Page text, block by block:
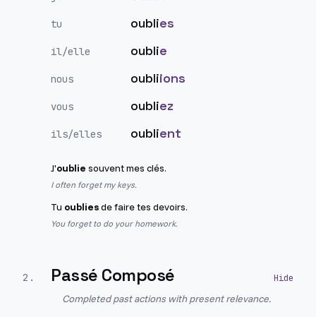
tu oublies
il/elle oublie
nous oubliions
vous oubliez
ils/elles oublient
J'oublie souvent mes clés.
I often forget my keys.
Tu oubliesde faire tes devoirs.
You forget to do your homework.
2 . Passé Composé
Completed past actions with present relevance.